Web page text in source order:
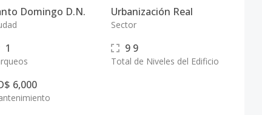
Domingo D.N. Urbanización Real
Sector
1 9 9
Total de Niveles del Edificio
6,000